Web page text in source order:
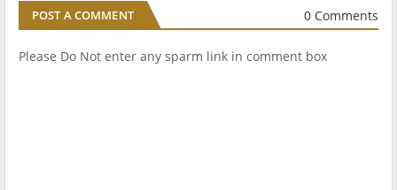
POST A COMMENT 0 Comments
Please Do Not enter any sparm link in comment box